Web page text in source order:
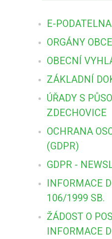
E-PODATELNA
ORGÁNY
OBECNÍ
ZÁKLADNÍ
ÚŘADY S
ZDECHOVICE
OCHRANA
(GDPR)
GDPR -
INFORMACE
106/1999 SB.
ŽÁDOST O
INFORMACE